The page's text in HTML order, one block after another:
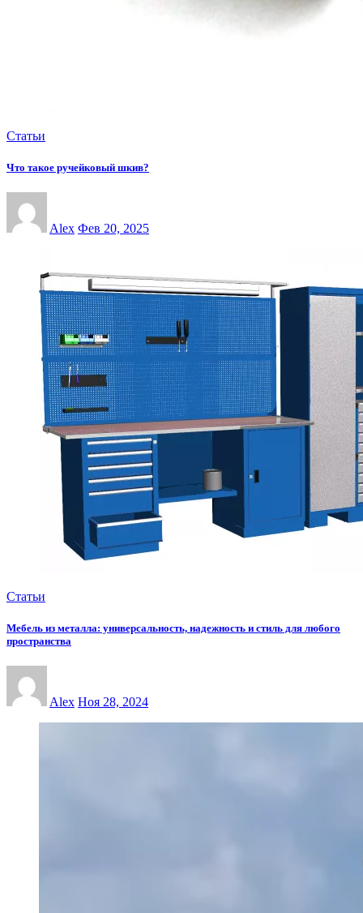
Статьи
Что такое ручейковый шкив?
Alex Фев 20, 2025
Статьи
Мебель из металла: универсальность, надежность и стиль для любого
пространства
Alex Ноя 28, 2024